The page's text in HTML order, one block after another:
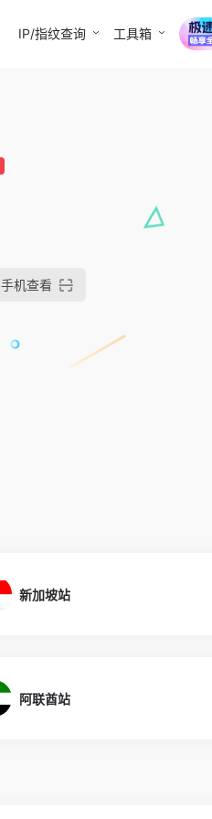
IP/指纹查询 工具箱
手机查看
新加坡站
阿联酋站